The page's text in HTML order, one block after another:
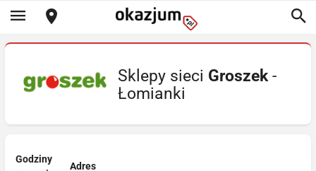
Sklepy sieci Groszek-
Łomianki
Godziny
Adres